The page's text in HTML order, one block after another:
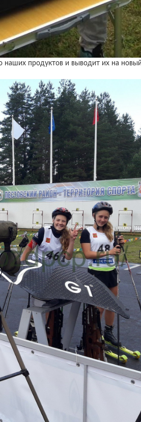
продуктов и выводит их на новый